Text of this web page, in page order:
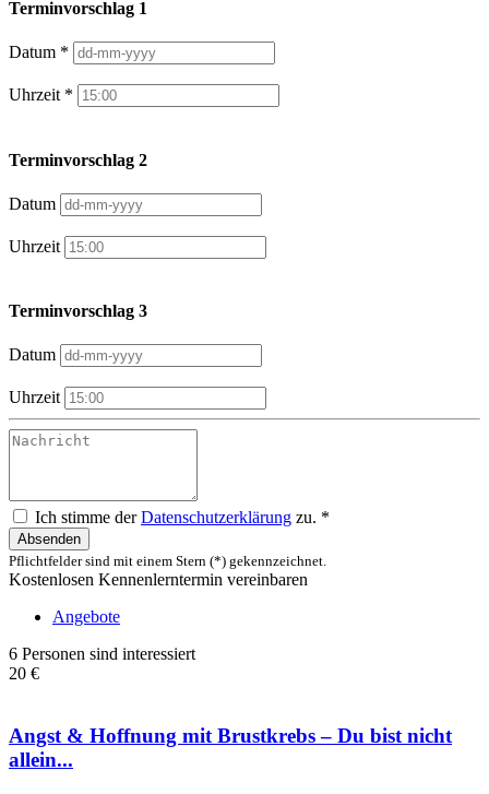
Terminvorschlag 1
Datum *
Uhrzeit *
Terminvorschlag 2
Datum
Uhrzeit
Terminvorschlag 3
Datum
Uhrzeit
Ich stimme derDatenschutzerklärung zu. *
Absenden
Pflichtfelder sind mit einem Stern (*) gekennzeichnet.
Kostenlosen Kennenlerntermin vereinbaren
Angebote
6 Personen sind interessiert
20 €
Angst & Hoffnung mit Brustkrebs – Du bist nicht
allein...